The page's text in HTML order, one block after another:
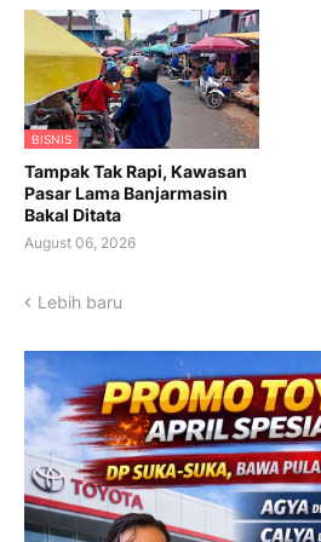
BISNIS
Tampak Tak Rapi, Kawasan
Pasar Lama Banjarmasin
Bakal Ditata
August 06, 2026
Lebih baru